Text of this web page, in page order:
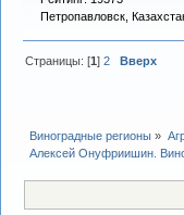
Петропавловск,
Страницы: [1]2 Вверх
Виноградные регионы »
Алексей Онуфриишин.